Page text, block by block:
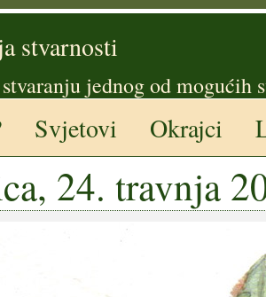
stvarnosti
jednog od mogućih
Svjetovi Okrajci
24. travnja